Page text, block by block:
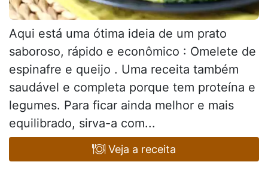
Aqui está uma ótima ideia de um prato
saboroso, rápido e econômico : Omelete de
espinafre e queijo . Uma receita também
saudável e completa porque tem proteína e
legumes. Para ficar ainda melhor e mais
equilibrado, sirva-a com...
Veja a receita